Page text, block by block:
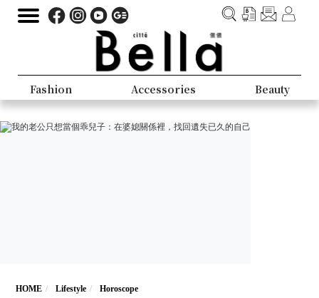
Fashion Accessories Beauty
HOME Lifestyle Horoscope